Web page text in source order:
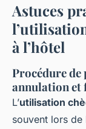
Astuces
à l’hôtel
Procédure de
annulation
L’utilisation
souvent lors de